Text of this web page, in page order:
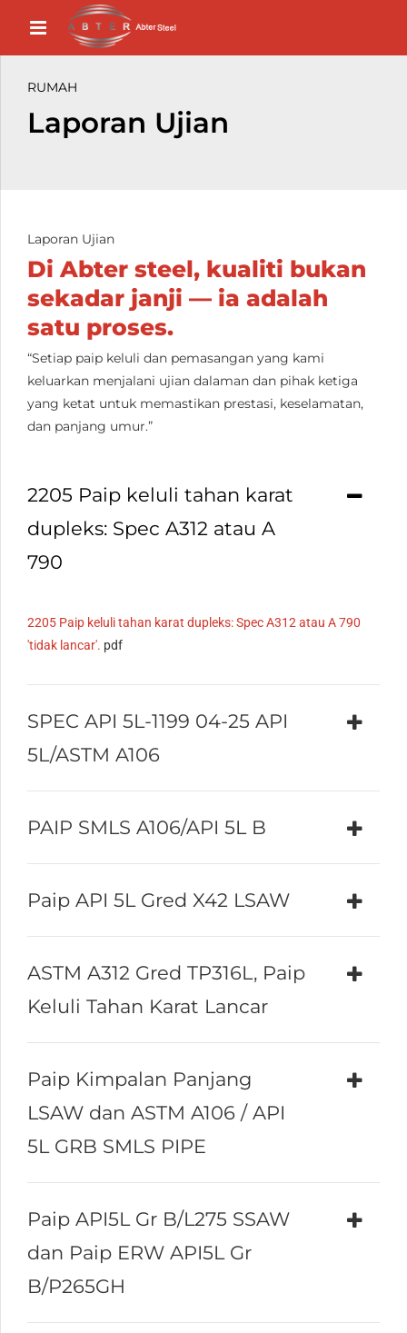
RUMAH
Laporan Ujian
Laporan Ujian
Di Abter steel, kualiti bukan
sekadar janji — ia adalah
satu proses.
“Setiap paip keluli dan pemasangan yang kami
keluarkan menjalani ujian dalaman dan pihak ketiga
yang ketat untuk memastikan prestasi, keselamatan,
dan panjang umur.”
2205 Paip keluli tahan karat
dupleks: Spec A312 atau A
790
2205 Paip keluli tahan karat dupleks: Spec A312 atau A 790
'tidak lancar'. pdf
SPEC API 5L-1199 04-25 API
5L/ASTM A106
PAIP SMLS A106/API 5L B
Paip API 5L Gred X42 LSAW
ASTM A312 Gred TP316L, Paip
Keluli Tahan Karat Lancar
Paip Kimpalan Panjang
LSAW dan ASTM A106 / API
5L GRB SMLS PIPE
Paip API5L Gr B/L275 SSAW
dan Paip ERW API5L Gr
B/P265GH